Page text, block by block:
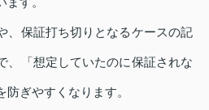
、保証打ち切りとなるケースの記
、「想定していたのに保証されな
ぎやすくなります。